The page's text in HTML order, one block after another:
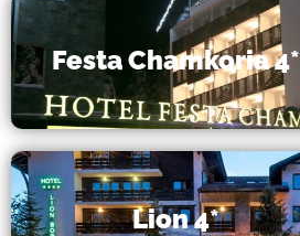
Festa Chamkoria 4*
Lion 4*